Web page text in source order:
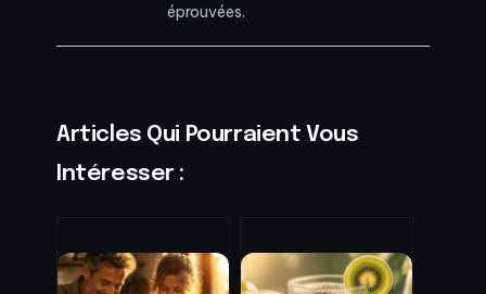
éprouvées.
Articles Qui Pourraient Vous
Intéresser :